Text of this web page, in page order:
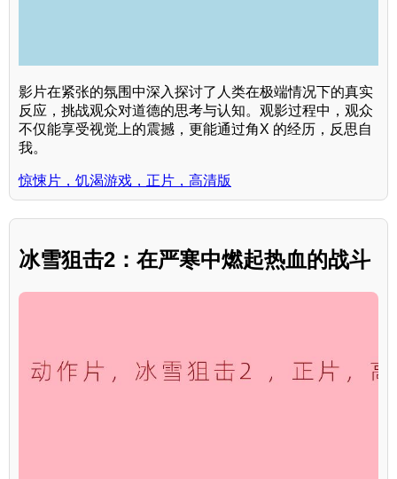
影片在紧张的氛围中深入探讨了人类在极端情况下的真实
反应，挑战观众对道德的思考与认知。观影过程中，观众
不仅能享受视觉上的震撼，更能通过角X 的经历，反思自
我。
惊悚片，饥渴游戏，正片，高清版
冰雪狙击2：在严寒中燃起热血的战斗